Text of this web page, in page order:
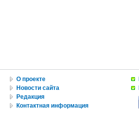
О проекте
Новости сайта
Редакция
Контактная информация